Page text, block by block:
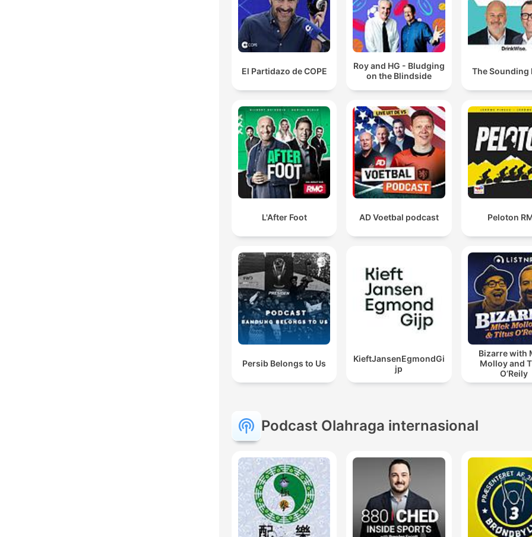
El Partidazo de COPE
Roy and HG - Bludging
on the Blindside
The Sounding
L'After Foot AD Voetbal podcast Peloton
Persib Belongs to Us
KieftJansenEgmondGi
jp
Bizarre with
Molloy and
O’Reily
Podcast Olahraga internasional